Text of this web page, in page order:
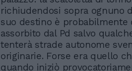
richiudendosi sopra ognuno
suo destino è probabilmente
assorbito dal Pd salvo
tenterà strade autonome
originarie. Forse era quello
quando iniziò